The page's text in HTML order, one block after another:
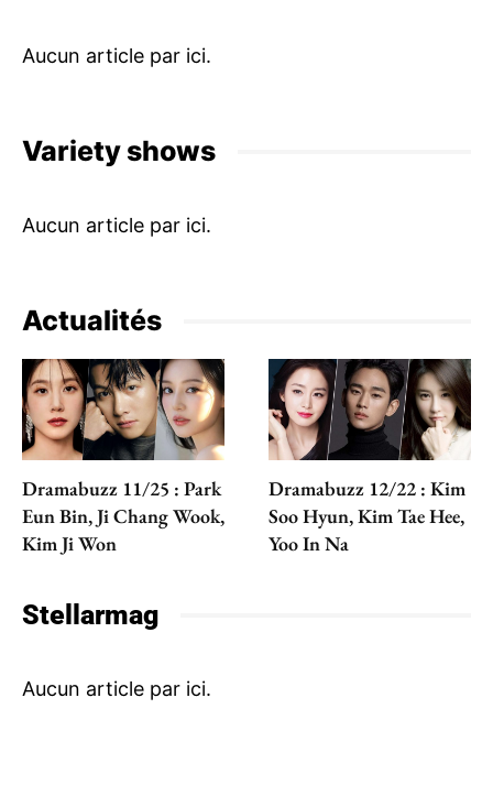
Variety shows
Actualités
Dramabuzz 11/25 : Park
Eun Bin, Ji Chang Wook,
Kim Ji Won
Dramabuzz 12/22 : Kim
Soo Hyun, Kim Tae Hee,
Yoo In Na
Stellarmag